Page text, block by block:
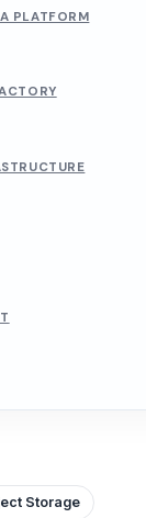
PLATFORM
Storage